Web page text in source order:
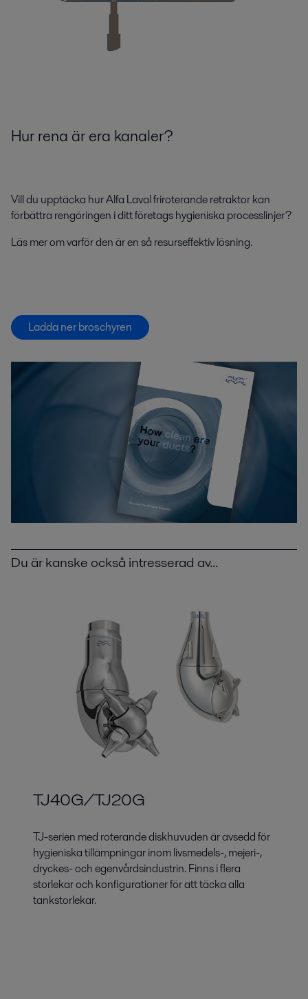
Hur rena är era kanaler?
Vill du upptäcka hur Alfa Laval friroterande retraktor kan
förbättra rengöringen i ditt företags hygieniska processlinjer?
Läs mer om varför den är en så resurseffektiv lösning.
Ladda ner broschyren
Du är kanske också intresserad av...
TJ40G/TJ20G
TJ-serien med roterande diskhuvuden är avsedd för
hygieniska tillämpningar inom livsmedels-, mejeri-,
dryckes- och egenvårdsindustrin. Finns i flera
storlekar och konfigurationer för att täcka alla
tankstorlekar.